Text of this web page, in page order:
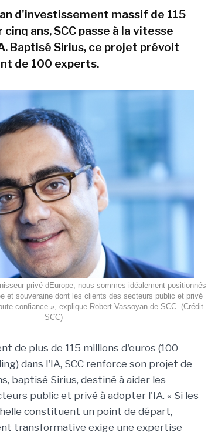
d'investissement massif de 115
ans, SCC passe à la vitesse
Baptisé Sirius, ce projet prévoit
de 100 experts.
privé dEurope, nous sommes idéalement positionnés
et souveraine dont les clients des secteurs public et privé
confiance », explique Robert Vassoyan de SCC. (Crédit
SCC)
de plus de 115 millions d'euros (100
dans l'IA, SCC renforce son projet de
baptisé Sirius, destiné à aider les
public et privé à adopter l'IA. « Si les
constituent un point de départ,
transformative exige une expertise